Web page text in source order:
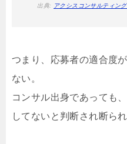
出典: アクシスコンサルティン
つまり、応募者の適合度
ない。
コンサル出身であっても
してないと判断され断ら